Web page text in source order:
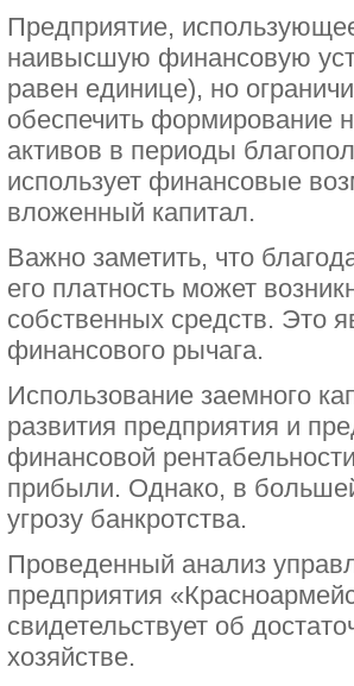
Предприятие,
наивысшую финансовую
равен единице), но
обеспечить формирование
активов в периоды
использует финансовые
вложенный капитал.
Важно заметить, что
его платность может
собственных средств. Это
финансового рычага.
Использование заемного
развития предприятия и
финансовой
прибыли. Однако, в
угрозу банкротства.
Проведенный анализ
предприятия
свидетельствует об
хозяйстве.